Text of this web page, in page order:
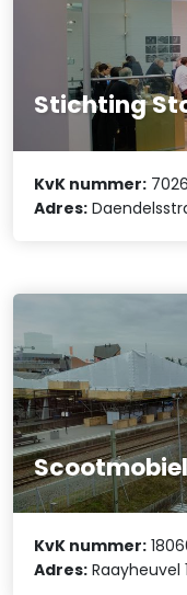
Stichting
KvK nummer:
Adres:
KvK nummer:
Adres: Raayheuvel 1